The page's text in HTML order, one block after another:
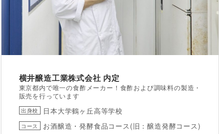
横井醸造工業株式会社 内定
東京都内で唯一の食酢メーカー！食酢および調味料の製造・
販売を行っています
出身校 日本大学鶴ヶ丘高等学校
コース お酒醸造・発酵食品コース(旧：醸造発酵コース)